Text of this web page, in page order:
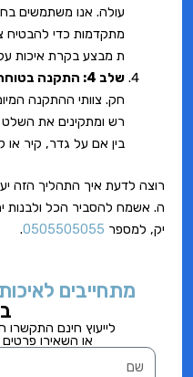
עולה. אנו משתמשים
מתקדמות כדי להבטיח
ת מבצע בקרת איכות
שלב 4: התקנה בטוחה ומקצועית:
חק. צוותי ההתקנה
רש ומתקינים את השלט
בין אם על גדר, קיר או
רוצה לדעת איך התהליך הזה
ה. אשמח להסביר הכל ולבנות
יק, למספר0505505055
.
מתחייבים
לייעוץ חינם התקשרו
או השאירו פרטים